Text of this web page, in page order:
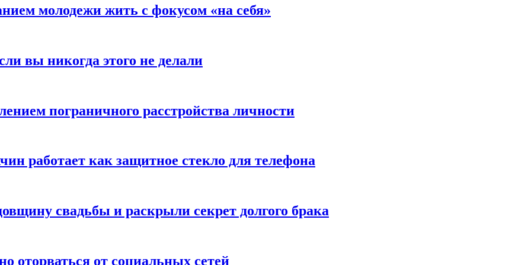
молодежи жить с фокусом «на себя»
вы никогда этого не делали
пограничного расстройства личности
работает как защитное стекло для телефона
свадьбы и раскрыли секрет долгого брака
оторваться от социальных сетей